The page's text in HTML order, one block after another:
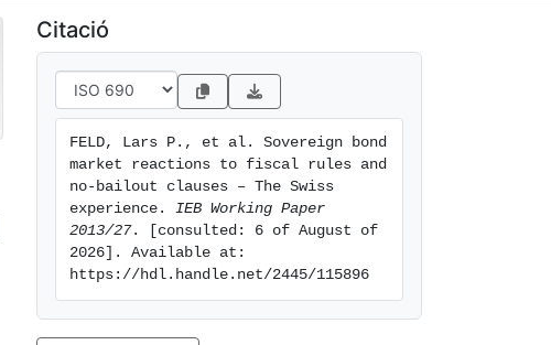
Citació
FELD, Lars P., et al. Sovereign bond
market reactions to fiscal rules and
no-bailout clauses – The Swiss
experience. IEB Working Paper
2013/27. [consulted: 6 of August of
2026]. Available at:
https://hdl.handle.net/2445/115896